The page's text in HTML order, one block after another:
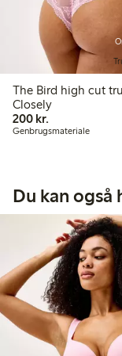
The Bird high cut trusser –
Closely
200 kr.
Genbrugsmateriale
Du kan